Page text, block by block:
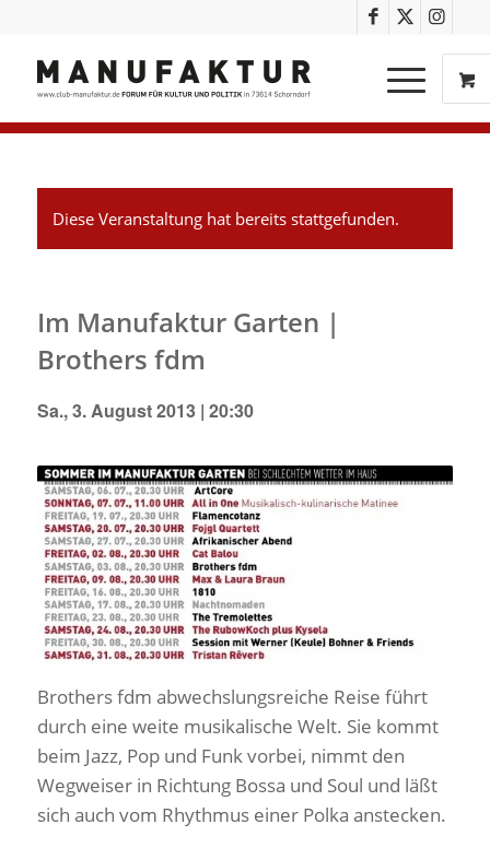
Diese Veranstaltung hat bereits stattgefunden.
Im Manufaktur Garten |
Brothers fdm
Sa., 3. August 2013 | 20:30
Brothers fdm abwechslungsreiche Reise führt
durch eine weite musikalische Welt. Sie kommt
beim Jazz, Pop und Funk vorbei, nimmt den
Wegweiser in Richtung Bossa und Soul und läßt
sich auch vom Rhythmus einer Polka anstecken.